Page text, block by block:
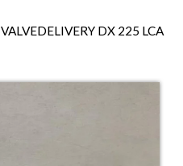
VALVEDELIVERY DX 225 LCA